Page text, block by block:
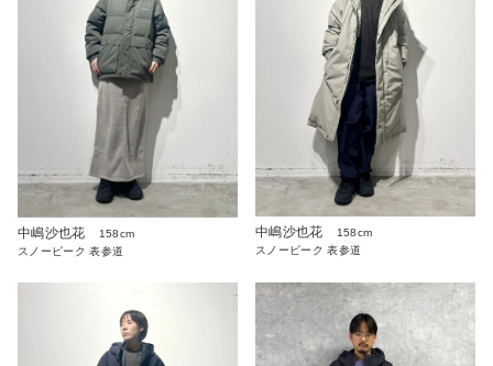
中嶋沙也花
158cm
スノーピーク 表参道
中嶋沙也花
158cm
スノーピーク 表参道